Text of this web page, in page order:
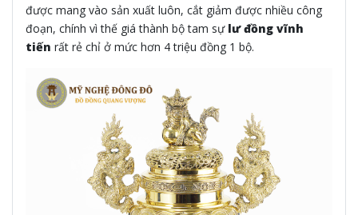
được mang vào sản xuất luôn, cắt giảm được nhiều công
đoạn, chính vì thế giá thành bộ tam sự lư đồng vĩnh
tiến rất rẻ chỉ ở mức hơn 4 triệu đồng 1 bộ.